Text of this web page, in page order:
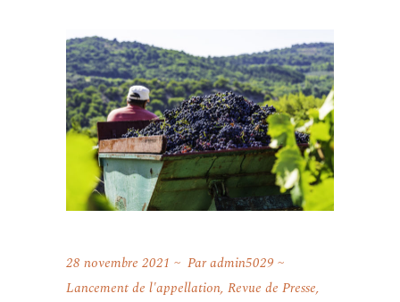
28 novembre 2021 Paradmin5029
Lancement de l'appellation, Revue de Presse,